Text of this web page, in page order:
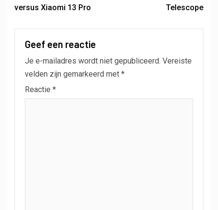
versus Xiaomi 13 Pro
Telescope
Geef een reactie
Je e-mailadres wordt niet gepubliceerd. Vereiste
velden zijn gemarkeerd met *
Reactie *